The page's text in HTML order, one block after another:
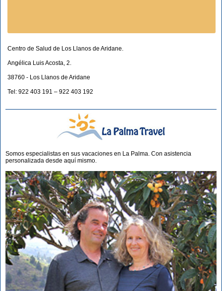
Centro de Salud de Los Llanos de Aridane.
Angélica Luis Acosta, 2.
38760 - Los Llanos de Aridane
Tel: 922 403 191 – 922 403 192
Somos especialistas en sus vacaciones en La Palma. Con asistencia
personalizada desde aquí mismo.